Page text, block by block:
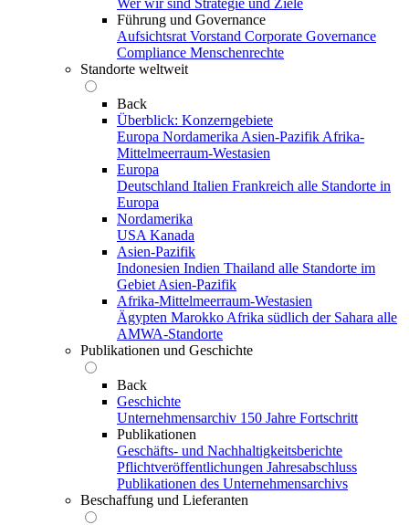
Führung und Governance
Aufsichtsrat Vorstand Corporate Governance
Compliance Menschenrechte
Standorte weltweit
Back
Überblick: Konzerngebiete
Europa Nordamerika Asien-Pazifik Afrika-
Mittelmeerraum-Westasien
Europa
Deutschland Italien Frankreich alle Standorte in
Europa
Nordamerika
USA Kanada
Asien-Pazifik
Indonesien Indien Thailand alle Standorte im
Gebiet Asien-Pazifik
Afrika-Mittelmeerraum-Westasien
Ägypten Marokko Afrika südlich der Sahara alle
AMWA-Standorte
Publikationen und Geschichte
Back
Geschichte
Unternehmensarchiv 150 Jahre Fortschritt
Publikationen
Geschäfts- und Nachhaltigkeitsberichte
Pflichtveröffentlichungen Jahresabschluss
Publikationen des Unternehmensarchivs
Beschaffung und Lieferanten